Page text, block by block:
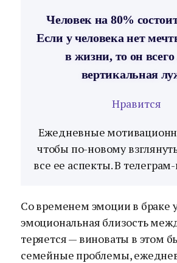
Человек на 80%
Если у человека нет
в жизни, то он
вертикальная
Нравится
Ежедневные
чтобы по-новому
все ее аспекты. В
Со временем эмоции в браке
эмоциональная близость
теряется — виноваты в этом
семейные проблемы,